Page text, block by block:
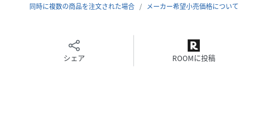
同時に複数の商品を注文された場合
メーカー希望小売価格について
シェア ROOMに投稿